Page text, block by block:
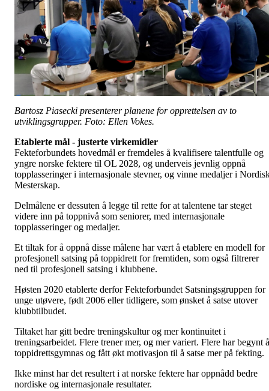
Bartosz Piasecki presenterer planene for opprettelsen av to
utviklingsgrupper. Foto: Ellen Vokes.
Etablerte mål - justerte virkemidler
Fekteforbundets hovedmål er fremdeles å kvalifisere talentfulle og
yngre norske fektere til OL 2028, og underveis jevnlig oppnå
topplasseringer i internasjonale stevner, og vinne medaljer i
Mesterskap.
Delmålene er dessuten å legge til rette for at talentene tar steget
videre inn på toppnivå som seniorer, med internasjonale
topplasseringer og medaljer.
Et tiltak for å oppnå disse målene har vært å etablere en modell for
profesjonell satsing på toppidrett for fremtiden, som også filtrerer
ned til profesjonell satsing i klubbene.
Høsten 2020 etablerte derfor Fekteforbundet Satsningsgruppen for
unge utøvere, født 2006 eller tidligere, som ønsket å satse utover
klubbtilbudet.
Tiltaket har gitt bedre treningskultur og mer kontinuitet i
treningsarbeidet. Flere trener mer, og mer variert. Flere har begynt å
toppidrettsgymnas og fått økt motivasjon til å satse mer på fekting.
Ikke minst har det resultert i at norske fektere har oppnådd bedre
nordiske og internasjonale resultater.